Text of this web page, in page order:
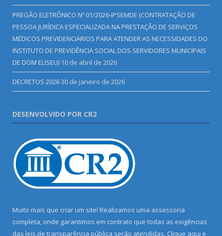
PREGÃO ELETRÔNICO Nº 01/2026-IPSEMDE (CONTRATAÇÃO DE
PESSOA JURÍDICA ESPECIALIZADA NA PRESTAÇÃO DE SERVIÇOS
MÉDICOS PREVIDENCIÁRIOS PARA ATENDER AS NECESSIDADES DO
INSTITUTO DE PREVIDÊNCIA SOCIAL DOS SERVIDORES MUNICIPAIS
DE DOM ELISEU) 10 de abril de 2026
DECRETOS 202630 de janeiro de 2026
DESENVOLVIDO POR CR2
Muito mais que criar um site! Realizamos uma assessoria
completa, onde garantimos em contrato que todas as exigências
das leis de transparência pública serão atendidas. Clique aqui e